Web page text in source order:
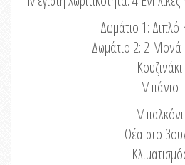
Δωμάτιο 1: Διπλό
Δωμάτιο 2: 2 Μονά
Κουζινάκι
Μπάνιο
Μπαλκόνι
Θέα στο